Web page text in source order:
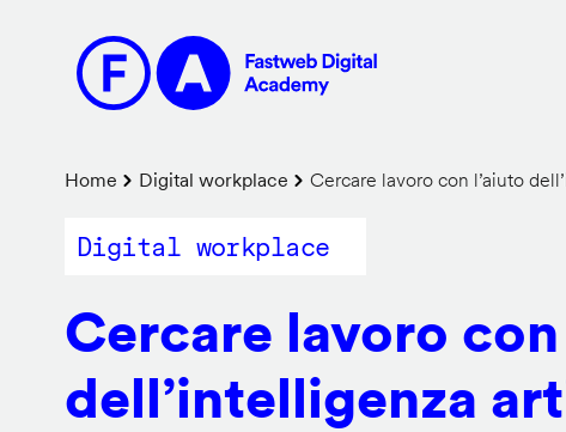
contenuto
principale
Briciole
di
Home Digital workplace Cercare lavoro con l’aiuto
Digital workplace
Cercare lavoro con
dell’intelligenza